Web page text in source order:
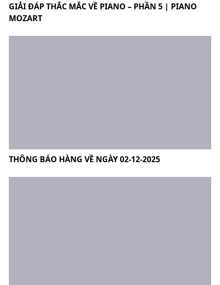
GIẢI ĐÁP THẮC MẮC VỀ PIANO – PHẦN 5 | PIANO
MOZART
THÔNG BÁO HÀNG VỀ NGÀY 02-12-2025